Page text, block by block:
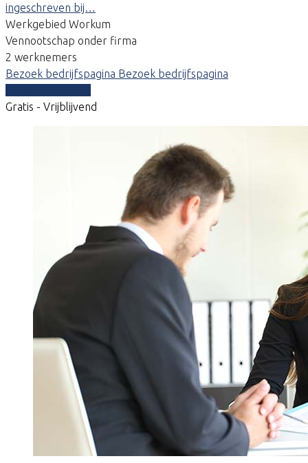
ingeschreven bij…
Werkgebied Workum
Vennootschap onder firma
2 werknemers
Bezoek bedrijfspagina Bezoek bedrijfspagina
Gratis - Vrijblijvend